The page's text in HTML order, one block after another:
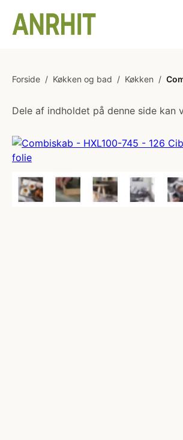
Forside / Køkken og bad / Køkken /
Dele af indholdet på denne side